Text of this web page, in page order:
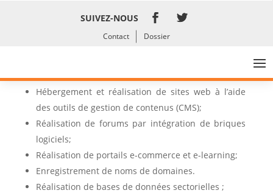
SUIVEZ-NOUS
Contact Dossier
Hébergement et réalisation de sites web à l’aide
des outils de gestion de contenus (CMS);
Réalisation de forums par intégration de briques
logiciels;
Réalisation de portails e-commerce et e-learning;
Enregistrement de noms de domaines.
Réalisation de bases de données sectorielles ;